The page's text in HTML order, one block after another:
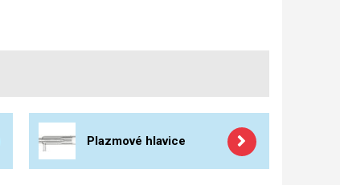
Plazmové hlavice